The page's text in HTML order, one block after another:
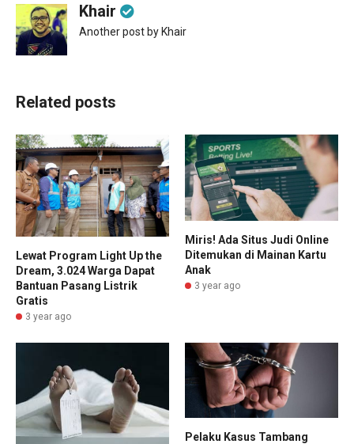
Khair
Another post by Khair
Related posts
Lewat Program Light Up the
Dream, 3.024 Warga Dapat
Bantuan Pasang Listrik
Gratis
3 year ago
Miris! Ada Situs Judi Online
Ditemukan di Mainan Kartu
Anak
3 year ago
Pelaku Kasus Tambang